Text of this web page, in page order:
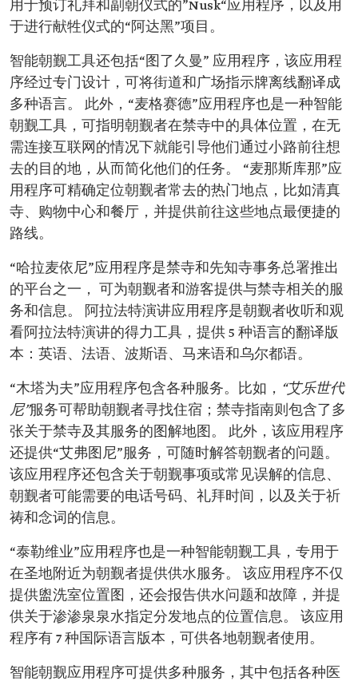
用于预订礼拜和副朝仪式的”Nusk“应用程序，以及用
于进行献牲仪式的“阿达黑”项目。
智能朝觐工具还包括“图了久曼” 应用程序，该应用程
序经过专门设计，可将街道和广场指示牌离线翻译成
多种语言。 此外，“麦格赛德”应用程序也是一种智能
朝觐工具，可指明朝觐者在禁寺中的具体位置，在无
需连接互联网的情况下就能引导他们通过小路前往想
去的目的地，从而简化他们的任务。 “麦那斯库那”应
用程序可精确定位朝觐者常去的热门地点，比如清真
寺、购物中心和餐厅，并提供前往这些地点最便捷的
路线。
“哈拉麦依尼”应用程序是禁寺和先知寺事务总署推出
的平台之一， 可为朝觐者和游客提供与禁寺相关的服
务和信息。 阿拉法特演讲应用程序是朝觐者收听和观
看阿拉法特演讲的得力工具，提供 5 种语言的翻译版
本：英语、法语、波斯语、马来语和乌尔都语。
“木塔为夫”应用程序包含各种服务。比如， “艾乐世代
尼”服务可帮助朝觐者寻找住宿；禁寺指南则包含了多
张关于禁寺及其服务的图解地图。 此外，该应用程序
还提供“艾弗图尼”服务，可随时解答朝觐者的问题。
该应用程序还包含关于朝觐事项或常见误解的信息、
朝觐者可能需要的电话号码、礼拜时间，以及关于祈
祷和念词的信息。
“泰勒维业”应用程序也是一种智能朝觐工具，专用于
在圣地附近为朝觐者提供供水服务。 该应用程序不仅
提供盥洗室位置图，还会报告供水问题和故障，并提
供关于渗渗泉泉水指定分发地点的位置信息。 该应用
程序有 7 种国际语言版本，可供各地朝觐者使用。
智能朝觐应用程序可提供多种服务，其中包括各种医